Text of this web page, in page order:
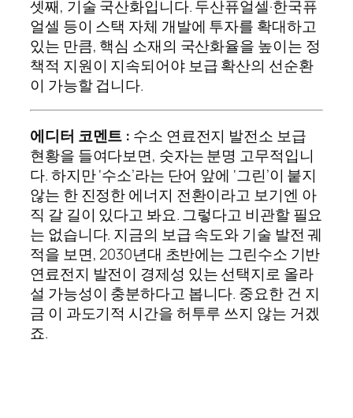
셋째, 기술 국산화입니다. 두산퓨얼셀·한국퓨
얼셀 등이 스택 자체 개발에 투자를 확대하고
있는 만큼, 핵심 소재의 국산화율을 높이는 정
책적 지원이 지속되어야 보급 확산의 선순환
이 가능할 겁니다.
에디터 코멘트 : 수소 연료전지 발전소 보급
현황을 들여다보면, 숫자는 분명 고무적입니
다. 하지만 ‘수소’라는 단어 앞에 ‘그린’이 붙지
않는 한 진정한 에너지 전환이라고 보기엔 아
직 갈 길이 있다고 봐요. 그렇다고 비관할 필요
는 없습니다. 지금의 보급 속도와 기술 발전 궤
적을 보면, 2030년대 초반에는 그린수소 기반
연료전지 발전이 경제성 있는 선택지로 올라
설 가능성이 충분하다고 봅니다. 중요한 건 지
금 이 과도기적 시간을 허투루 쓰지 않는 거겠
죠.